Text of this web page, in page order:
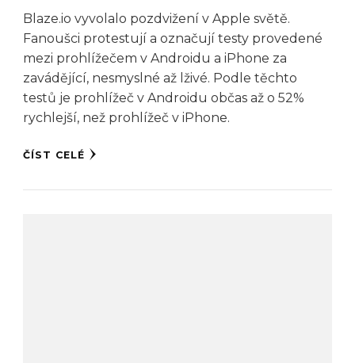
Blaze.io vyvolalo pozdvižení v Apple světě.
Fanoušci protestují a označují testy provedené
mezi prohlížečem v Androidu a iPhone za
zavádějící, nesmyslné až lživé. Podle těchto
testů je prohlížeč v Androidu občas až o 52%
rychlejší, než prohlížeč v iPhone.
ČÍST CELÉ